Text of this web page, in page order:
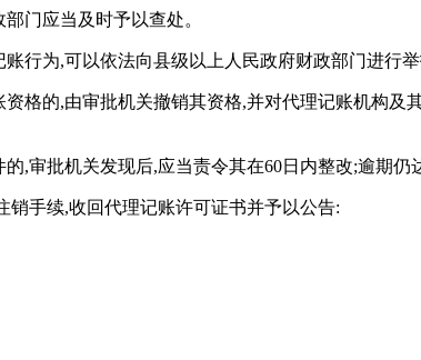
门应当及时予以查处。
行为,可以依法向县级以上人民政府财政部门进行
格的,由审批机关撤销其资格,并对代理记账机构
,审批机关发现后,应当责令其在60日内整改;逾期仍
手续,收回代理记账许可证书并予以公告: